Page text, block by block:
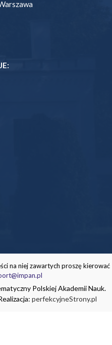
na niej zawartych proszę kierować
Polskiej Akademii Nauk.
perfekcyjneStrony.pl